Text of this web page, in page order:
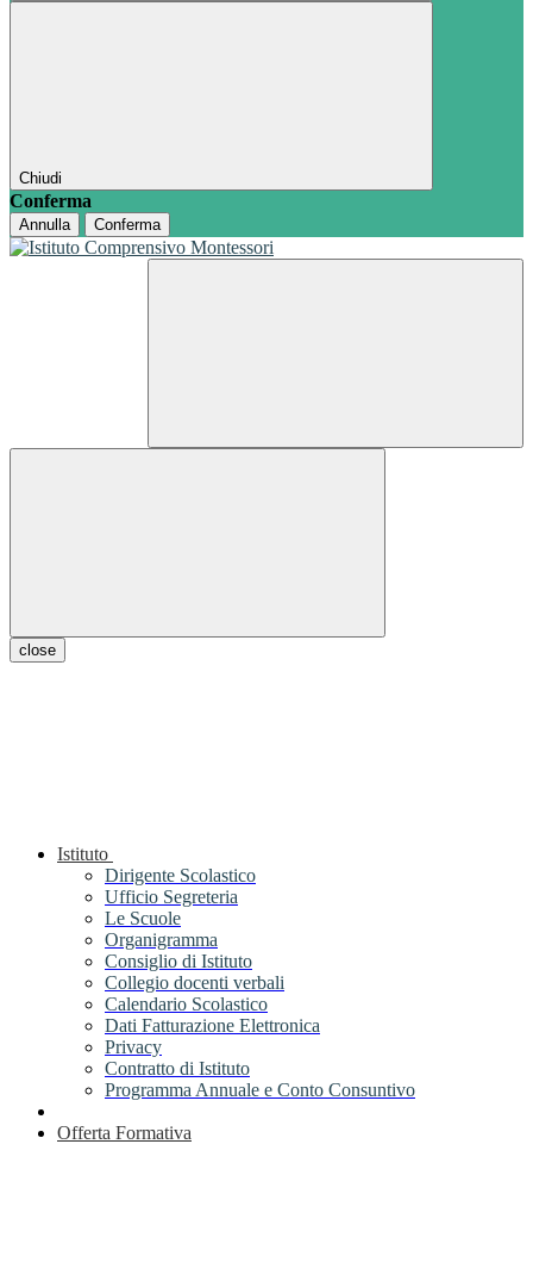
Chiudi
Conferma
Annulla Conferma
close
Istituto
Dirigente Scolastico
Ufficio Segreteria
Le Scuole
Organigramma
Consiglio di Istituto
Collegio docenti verbali
Calendario Scolastico
Dati Fatturazione Elettronica
Privacy
Contratto di Istituto
Programma Annuale e Conto Consuntivo
Offerta Formativa